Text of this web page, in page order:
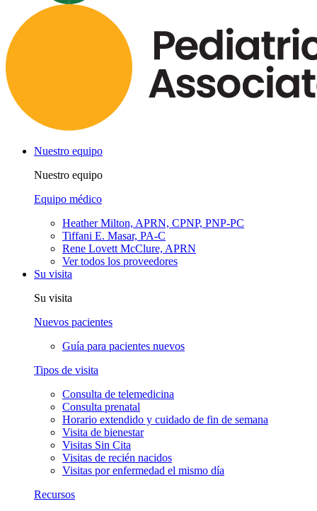
Nuestro equipo
Nuestro equipo
Equipo médico
Heather Milton, APRN, CPNP, PNP-PC
Tiffani E. Masar, PA-C
Rene Lovett McClure, APRN
Ver todos los proveedores
Su visita
Su visita
Nuevos pacientes
Guía para pacientes nuevos
Tipos de visita
Consulta de telemedicina
Consulta prenatal
Horario extendido y cuidado de fin de semana
Visita de bienestar
Visitas Sin Cita
Visitas de recién nacidos
Visitas por enfermedad el mismo día
Recursos